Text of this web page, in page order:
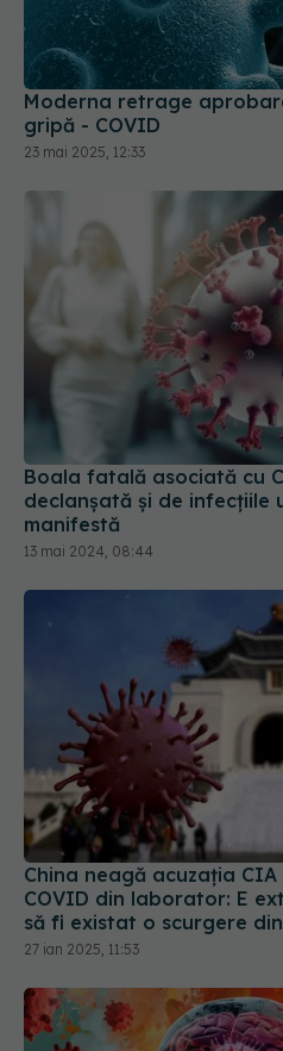
Moderna retrage
gripă - COVID
23 mai 2025, 12:33
Boala fatală asociată cu
declanșată și de infecțiile
manifestă
13 mai 2024, 08:44
China neagă acuzația
COVID din laborator: E
să fi existat o scurgere
27 ian 2025, 11:53